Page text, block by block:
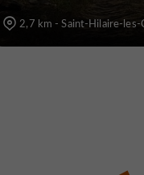
2,7 km - Saint-Hilaire-les-